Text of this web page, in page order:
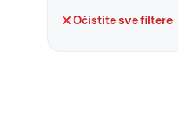
Očistite sve filtere